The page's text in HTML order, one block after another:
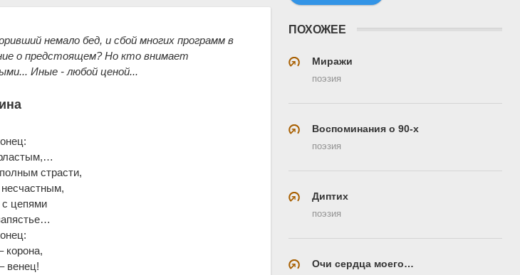
немало бед, и сбой многих программ в
о предстоящем? Но кто внимает
Иные - любой ценой...
…
страсти,
цепями
корона,
венец!
ПОХОЖЕЕ
Миражи
поэзия
Воспоминания о 90-х
поэзия
Диптих
поэзия
Очи сердца моего…